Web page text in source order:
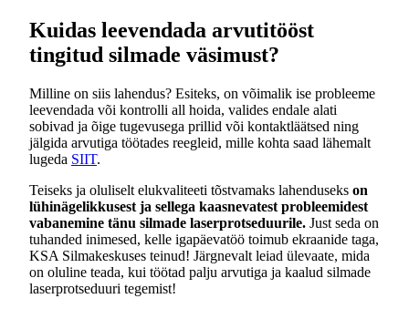
Kuidas leevendada arvutitööst
tingitud silmade väsimust?
Milline on siis lahendus? Esiteks, on võimalik ise probleeme
leevendada või kontrolli all hoida, valides endale alati
sobivad ja õige tugevusega prillid või kontaktläätsed ning
jälgida arvutiga töötades reegleid, mille kohta saad lähemalt
lugeda SIIT.
Teiseks ja oluliselt elukvaliteeti tõstvamaks lahenduseks on
lühinägelikkusest ja sellega kaasnevatest probleemidest
vabanemine tänu silmade laserprotseduurile. Just seda on
tuhanded inimesed, kelle igapäevatöö toimub ekraanide taga,
KSA Silmakeskuses teinud! Järgnevalt leiad ülevaate, mida
on oluline teada, kui töötad palju arvutiga ja kaalud silmade
laserprotseduuri tegemist!